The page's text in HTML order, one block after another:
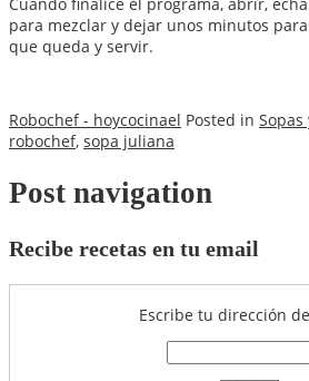
para mezclar y dejar unos minutos
que queda y servir.
Robochef - hoycocinael Posted in Sopas
robochef, sopa juliana
Post navigation
Recibe recetas en tu email
Escribe tu dirección